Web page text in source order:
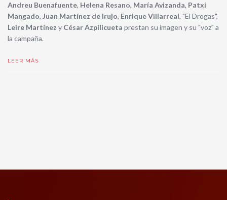
Andreu Buenafuente, Helena Resano, María Avizanda, Patxi
Mangado, Juan Martínez de Irujo, Enrique Villarreal, "El Drogas",
Leire Martínez y César Azpilicueta prestan su imagen y su "voz" a
la campaña.
LEER MÁS